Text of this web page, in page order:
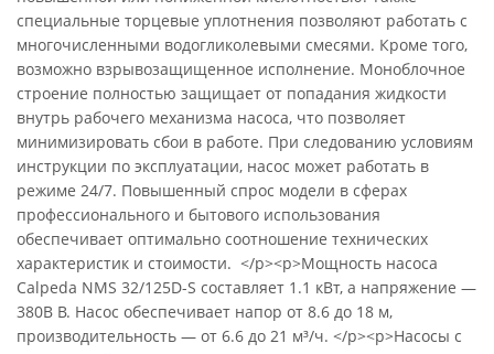
специальные торцевые уплотнения позволяют работать с
многочисленными водогликолевыми смесями. Кроме того,
возможно взрывозащищенное исполнение. Моноблочное
строение полностью защищает от попадания жидкости
внутрь рабочего механизма насоса, что позволяет
минимизировать сбои в работе. При следованию условиям
инструкции по эксплуатации, насос может работать в
режиме 24/7. Повышенный спрос модели в сферах
профессионального и бытового использования
обеспечивает оптимально соотношение технических
характеристик и стоимости. </p><p>Мощность насоса
Calpeda NMS 32/125D-S составляет 1.1 кВт, а напряжение —
380В В. Насос обеспечивает напор от 8.6 до 18 м,
производительность — от 6.6 до 21 м³/ч. </p><p>Насосы с